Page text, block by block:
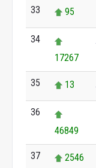
33 95
34
17267
35 13
36
46849
37 2546